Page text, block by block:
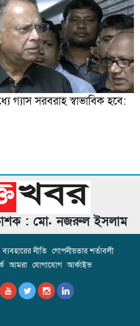
গ্যাস সরবরাহ স্বাভাবিক হবে:
: মো. নজরুল ইসলাম
ব্যবহারের নীতি গোপনীয়তার শর্তাবলী
আমরা যোগাযোগ আর্কাইভ